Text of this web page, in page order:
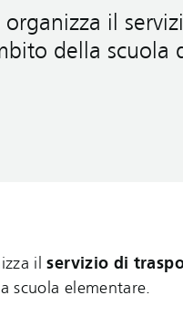
organizza il
della scuola
ilservizio di
scuola elementare.